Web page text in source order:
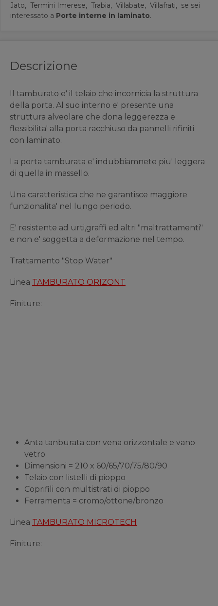
Jato, Termini Imerese, Trabia, Villabate, Villafrati, se sei
interessato a Porte interne in laminato.
Descrizione
Il tamburato e' il telaio che incornicia la struttura
della porta. Al suo interno e' presente una
struttura alveolare che dona leggerezza e
flessibilita' alla porta racchiuso da pannelli rifiniti
con laminato.
La porta tamburata e' indubbiamnete piu' leggera
di quella in massello.
Una caratteristica che ne garantisce maggiore
funzionalita' nel lungo periodo.
E' resistente ad urti,graffi ed altri "maltrattamenti"
e non e' soggetta a deformazione nel tempo.
Trattamento "Stop Water"
Linea TAMBURATO ORIZONT
Finiture:
Anta tanburata con vena orizzontale e vano
vetro
Dimensioni = 210 x 60/65/70/75/80/90
Telaio con listelli di pioppo
Coprifili con multistrati di pioppo
Ferramenta = cromo/ottone/bronzo
Linea TAMBURATO MICROTECH
Finiture: